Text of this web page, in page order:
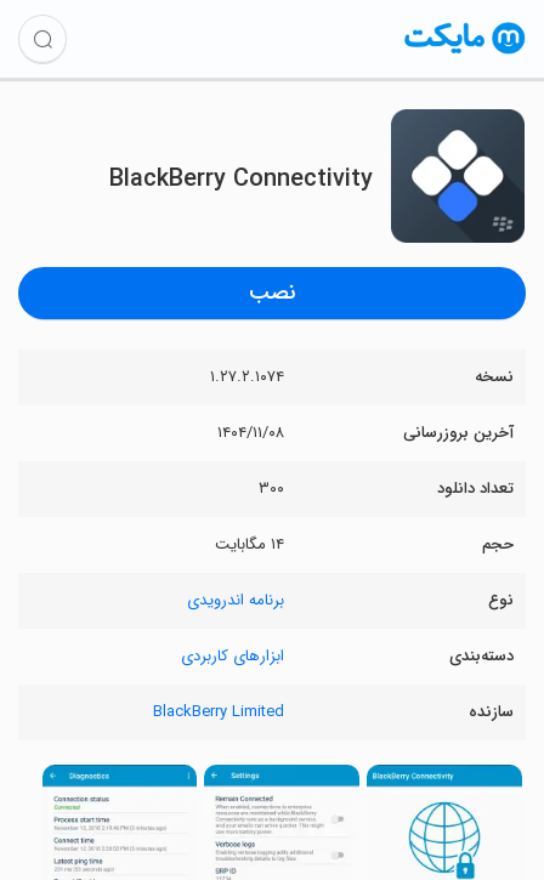
BlackBerry Connectivity
نصب
نسخه ۱.۲۷.۲.۱۰۷۴
آخرین بروزرسانی ۱۴۰۴/۱۱/۰۸
تعداد دانلود ۳۰۰
حجم ۱۴ مگابایت
نوع برنامه اندرویدی
دسته‌بندی ابزارهای کاربردی
سازنده BlackBerry Limited